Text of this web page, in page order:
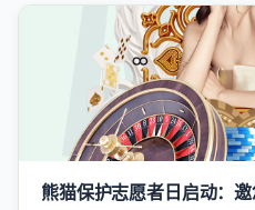
熊猫保护志愿者日启动：